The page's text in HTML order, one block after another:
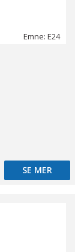
Emne: E24
SE MER
SE MER